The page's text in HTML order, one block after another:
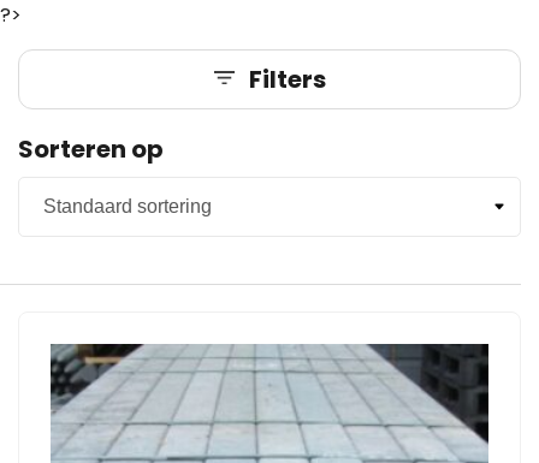
?>
Filters
Sorteren op